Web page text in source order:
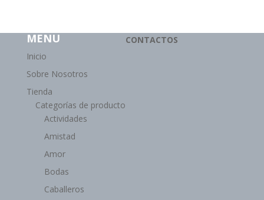
MENU
Inicio
Sobre Nosotros
Tienda
Categorías de producto
Actividades
Amistad
Amor
Bodas
Caballeros
CONTACTOS